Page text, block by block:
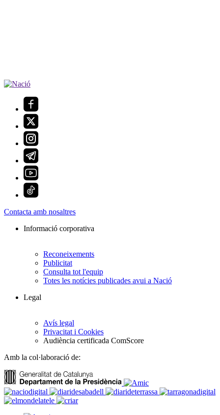
Contacta amb nosaltres
Informació corporativa
Reconeixements
Publicitat
Consulta tot l'equip
Totes les notícies publicades avui a Nació
Legal
Avís legal
Privacitat i Cookies
Audiència certificada ComScore
Amb la col·laboració de: